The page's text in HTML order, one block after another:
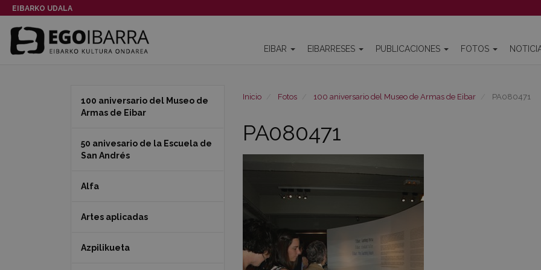
EIBARKO UDALA
EIBAR EIBARRESES PUBLICACIONES FOTOS
Inicio Fotos 100 aniversario del Museo de Armas de Eibar PA080471
PA080471
100 aniversario del Museo de
Armas de Eibar
50 anivesario de la Escuela de
San Andrés
Alfa
Artes aplicadas
Azpilikueta